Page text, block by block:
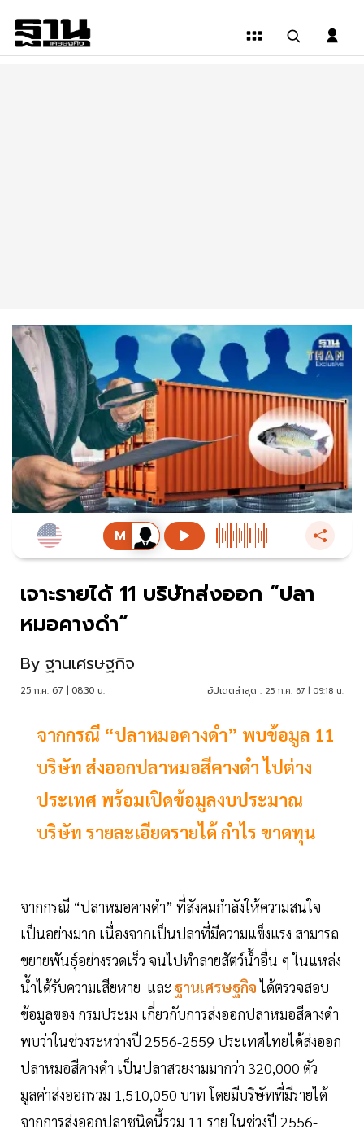
เจาะรายได้ 11 บริษัทส่งออก “ปลา
หมอคางดำ”
By ฐานเศรษฐกิจ
25 ก.ค. 67 | 08:30 น. อัปเดตล่าสุด : 25 ก.ค. 67 | 09:18 น.
จากกรณี “ปลาหมอคางดำ” พบข้อมูล 11
บริษัท ส่งออกปลาหมอสีคางดำ ไปต่าง
ประเทศ พร้อมเปิดข้อมูลงบประมาณ
บริษัท รายละเอียดรายได้ กำไร ขาดทุน
จากกรณี “ปลาหมอคางดำ” ที่สังคมกำลังให้ความสนใจ
เป็นอย่างมาก เนื่องจากเป็นปลาที่มีความแข็งแรง สามารถ
ขยายพันธุ์อย่างรวดเร็ว จนไปทำลายสัตว์น้ำอื่น ๆ ในแหล่ง
น้ำได้รับความเสียหาย และ ฐานเศรษฐกิจได้ตรวจสอบ
ข้อมูลของ กรมประมง เกี่ยวกับการส่งออกปลาหมอสีคางดำ
พบว่าในช่วงระหว่างปี 2556-2559 ประเทศไทยได้ส่งออก
ปลาหมอสีคางดำ เป็นปลาสวยงามมากว่า 320,000 ตัว
มูลค่าส่งออกรวม 1,510,050 บาท โดยมีบริษัทที่มีรายได้
จากการส่งออกปลาชนิดนี้รวม 11 ราย ในช่วงปี 2556-